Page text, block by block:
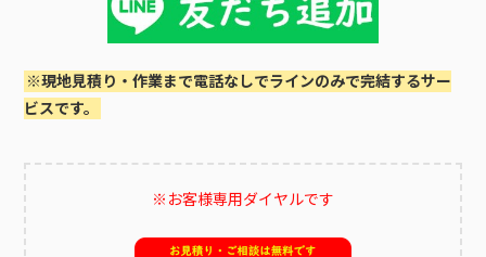
※現地見積り・作業まで電話なしでラインのみで完結するサー
ビスです。
※お客様専用ダイヤルです